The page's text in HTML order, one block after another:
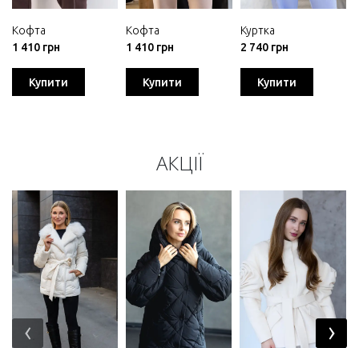
Кофта
1 410 грн
Купити
Кофта
1 410 грн
Купити
Куртка
2 740 грн
Купити
АКЦІЇ
‹ ›